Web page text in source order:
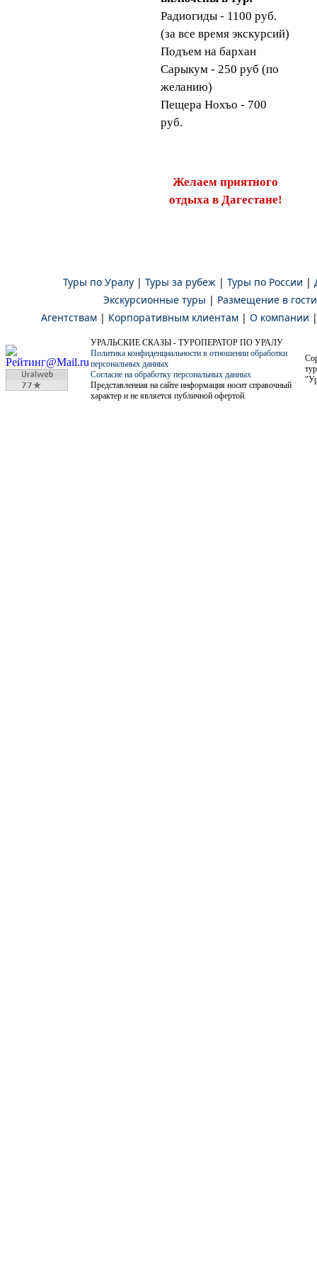
Радиогиды - 1100 руб.
(за все время экскурсий)
Подъем на бархан
Сарыкум - 250 руб (по
желанию)
Пещера Нохъо - 700
руб.
Желаем приятного
отдыха в Дагестане!
Туры по Уралу | Туры за рубеж | Туры по России |
Экскурсионные туры | Размещение в
Агентствам| Корпоративным клиентам| О компании
УРАЛЬСКИЕ СКАЗЫ - ТУРОПЕРАТОР ПО УРАЛУ
Политика конфиденциальности в отношении обработки
персональных данных
Согласие на обработку персональных данных
Представленная на сайте информация носит справочный
характер и не является публичной офертой.